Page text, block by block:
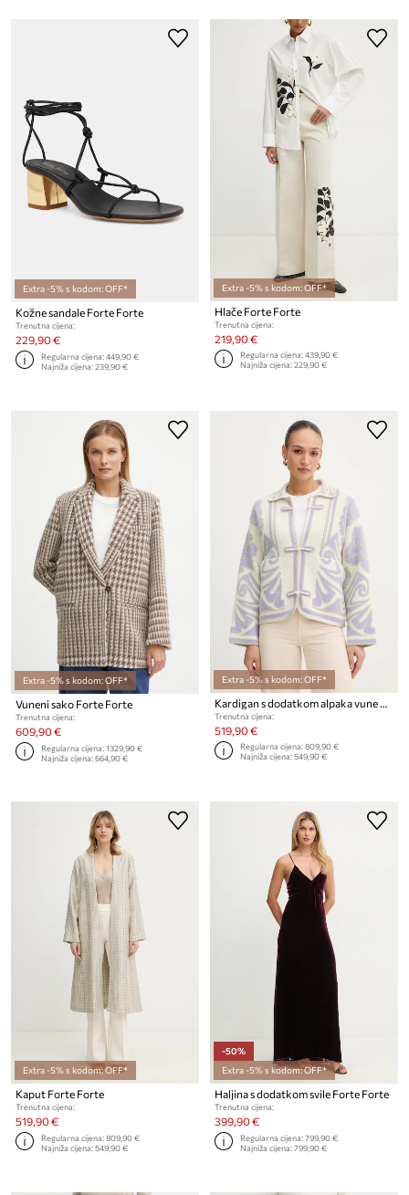
Extra -5% s kodom: OFF*
Kožne sandale Forte Forte
Trenutna cijena:
229,90 €
Regularna cijena:449,90 €
Najniža cijena:239,90 €
Extra -5% s kodom: OFF*
Hlače Forte Forte
Trenutna cijena:
219,90 €
Regularna cijena:439,90 €
Najniža cijena:229,90 €
Extra -5% s kodom: OFF*
Vuneni sako Forte Forte
Trenutna cijena:
609,90 €
Regularna cijena:1329,90 €
Najniža cijena:664,90 €
Extra -5% s kodom: OFF*
Trenutna cijena:
519,90 €
Regularna cijena:809,90 €
Najniža cijena:549,90 €
Extra -5% s kodom: OFF*
Kaput Forte Forte
Trenutna cijena:
519,90 €
Regularna cijena:809,90 €
Najniža cijena:549,90 €
-50%
Extra -5% s kodom: OFF*
Haljina s dodatkom svile Forte Forte
Trenutna cijena:
399,90 €
Regularna cijena:799,90 €
Najniža cijena:799,90 €